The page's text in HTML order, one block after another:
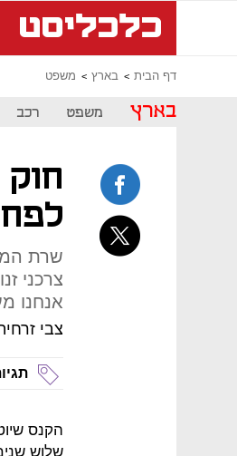
דף הבית בארץ משפט
בארץ משפט רכב
לפחות 1,500
שרת
אנחנו
צבי